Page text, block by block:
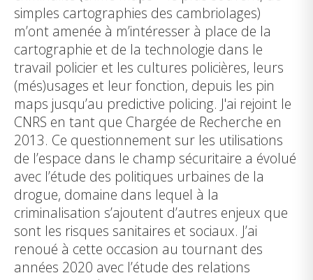
simples cartographies des cambriolages)
m’ont amenée à m’intéresser à place de la
cartographie et de la technologie dans le
travail policier et les cultures policières, leurs
(més)usages et leur fonction, depuis les pin
maps jusqu’au predictive policing. J'ai rejoint le
CNRS en tant que Chargée de Recherche en
2013. Ce questionnement sur les utilisations
de l’espace dans le champ sécuritaire a évolué
avec l’étude des politiques urbaines de la
drogue, domaine dans lequel à la
criminalisation s’ajoutent d’autres enjeux que
sont les risques sanitaires et sociaux. J’ai
renoué à cette occasion au tournant des
années 2020 avec l’étude des relations